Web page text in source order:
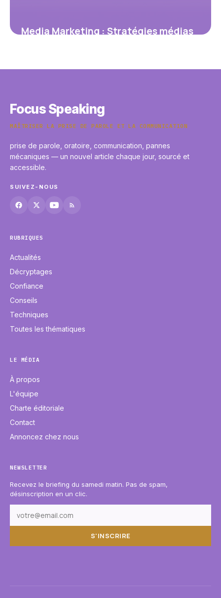
Media Marketing : Stratégies médias
Focus Speaking
MAÎTRISER LA PRISE DE PAROLE ET LA COMMUNICATION
prise de parole, oratoire, communication, pannes
mécaniques — un nouvel article chaque jour, sourcé et
accessible.
SUIVEZ-NOUS
RUBRIQUES
Actualités
Décryptages
Confiance
Conseils
Techniques
Toutes les thématiques
LE MÉDIA
À propos
L'équipe
Charte éditoriale
Contact
Annoncez chez nous
NEWSLETTER
Recevez le briefing du samedi matin. Pas de spam,
désinscription en un clic.
S'INSCRIRE